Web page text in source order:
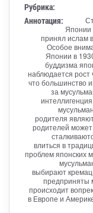
Рубрика:
Аннотация:
Японии
принял ислам
Особое
Японии в
буддизма
наблюдается рост
что большинство
за
родителя
родителей
влиться в
проблем японских
выбирают
предприняты
происходит
в Европе и